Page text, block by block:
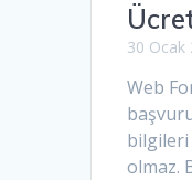
30 Ocak
Web
bilgileri
olmaz.